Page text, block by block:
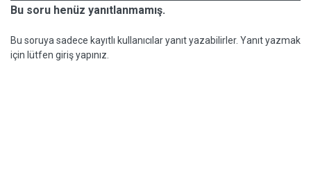
Bu soru henüz yanıtlanmamış.
Bu soruya sadece kayıtlı kullanıcılar yanıt yazabilirler. Yanıt yazmak
için lütfen giriş yapınız.